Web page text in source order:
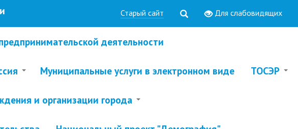
Старый сайт Для слабовидящих
деятельности
Муниципальные услуги в электронном виде ТОСЭР
и организации города